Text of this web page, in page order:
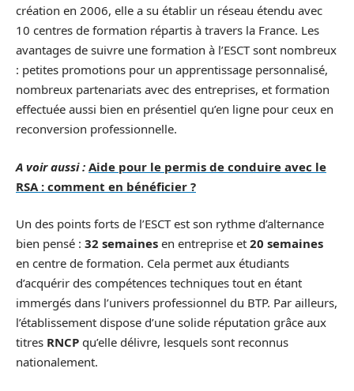
création en 2006, elle a su établir un réseau étendu avec
10 centres de formation répartis à travers la France. Les
avantages de suivre une formation à l’ESCT sont nombreux
: petites promotions pour un apprentissage personnalisé,
nombreux partenariats avec des entreprises, et formation
effectuée aussi bien en présentiel qu’en ligne pour ceux en
reconversion professionnelle.
A voir aussi : Aide pour le permis de conduire avec le
RSA : comment en bénéficier ?
Un des points forts de l’ESCT est son rythme d’alternance
bien pensé : 32 semaines en entreprise et 20 semaines
en centre de formation. Cela permet aux étudiants
d’acquérir des compétences techniques tout en étant
immergés dans l’univers professionnel du BTP. Par ailleurs,
l’établissement dispose d’une solide réputation grâce aux
titres RNCP qu’elle délivre, lesquels sont reconnus
nationalement.